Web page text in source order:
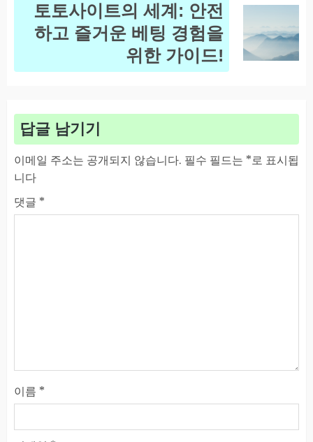
Next
토토사이트의 세계: 안전
하고 즐거운 베팅 경험을
위한 가이드!
답글 남기기
이메일 주소는 공개되지 않습니다. 필수 필드는 *로 표시됩
니다
댓글 *
이름 *